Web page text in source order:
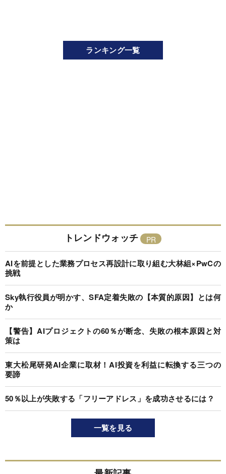
ランキング一覧
トレンドウォッチ
AIを前提とした業務プロセス再設計に取り組む大林組×PwCの
挑戦
Sky執行役員が明かす、SFA定着失敗の【本質的原因】とは何
か
【警告】AIプロジェクトの60％が断念、失敗の根本原因と対
策は
東大松尾研発AI企業に取材！AI投資を利益に転換する三つの
要諦
50％以上が失敗する「フリーアドレス」を成功させるには？
一覧を見る